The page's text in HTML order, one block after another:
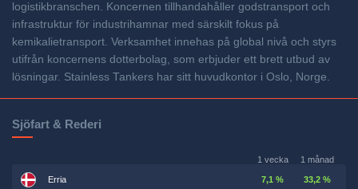
logistikbranschen. Koncernen tillhandahåller godstransport och
infrastruktur för industrihamnar med särskilt fokus på
kemikalietransport. Verksamhet innehas på global nivå och styrs
utifrån koncernens dotterbolag, som erbjuder ett brett utbud av
lösningar. Stainless Tankers har sitt huvudkontor i Oslo, Norge.
Sjöfart & Rederi
1 vecka 1 månad
Erria 7,1 % 33,2 %